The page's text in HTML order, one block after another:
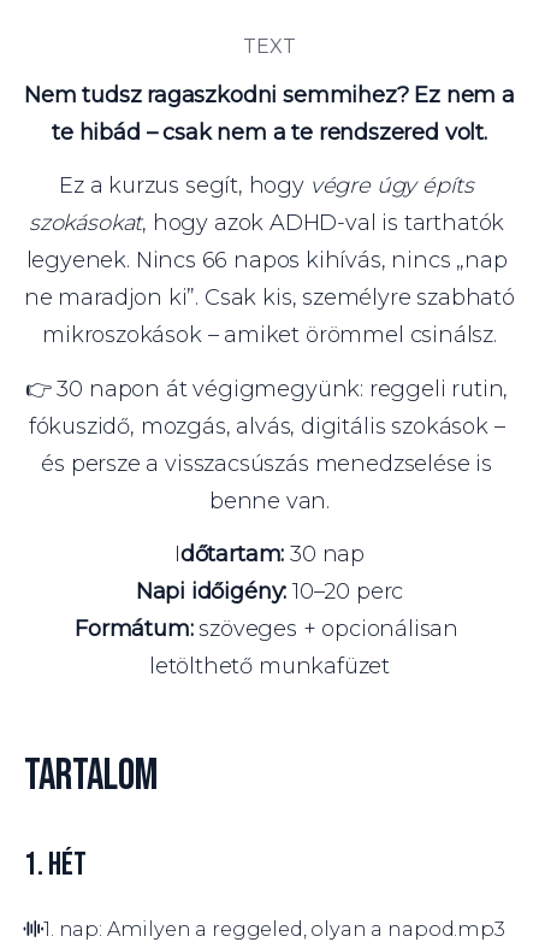
TEXT
Nem tudsz ragaszkodni semmihez? Ez nem a
te hibád – csak nem a te rendszered volt.
Ez a kurzus segít, hogy végre úgy építs
szokásokat, hogy azok ADHD-val is tarthatók
legyenek. Nincs 66 napos kihívás, nincs „nap
ne maradjon ki”. Csak kis, személyre szabható
mikroszokások – amiket örömmel csinálsz.
👉 30 napon át végigmegyünk: reggeli rutin,
fókuszidő, mozgás, alvás, digitális szokások –
és persze a visszacsúszás menedzselése is
benne van.
Időtartam: 30 nap
Napi időigény: 10–20 perc
Formátum: szöveges + opcionálisan
letölthető munkafüzet
TARTALOM
1. HÉT
1. nap: Amilyen a reggeled, olyan a napod.mp3